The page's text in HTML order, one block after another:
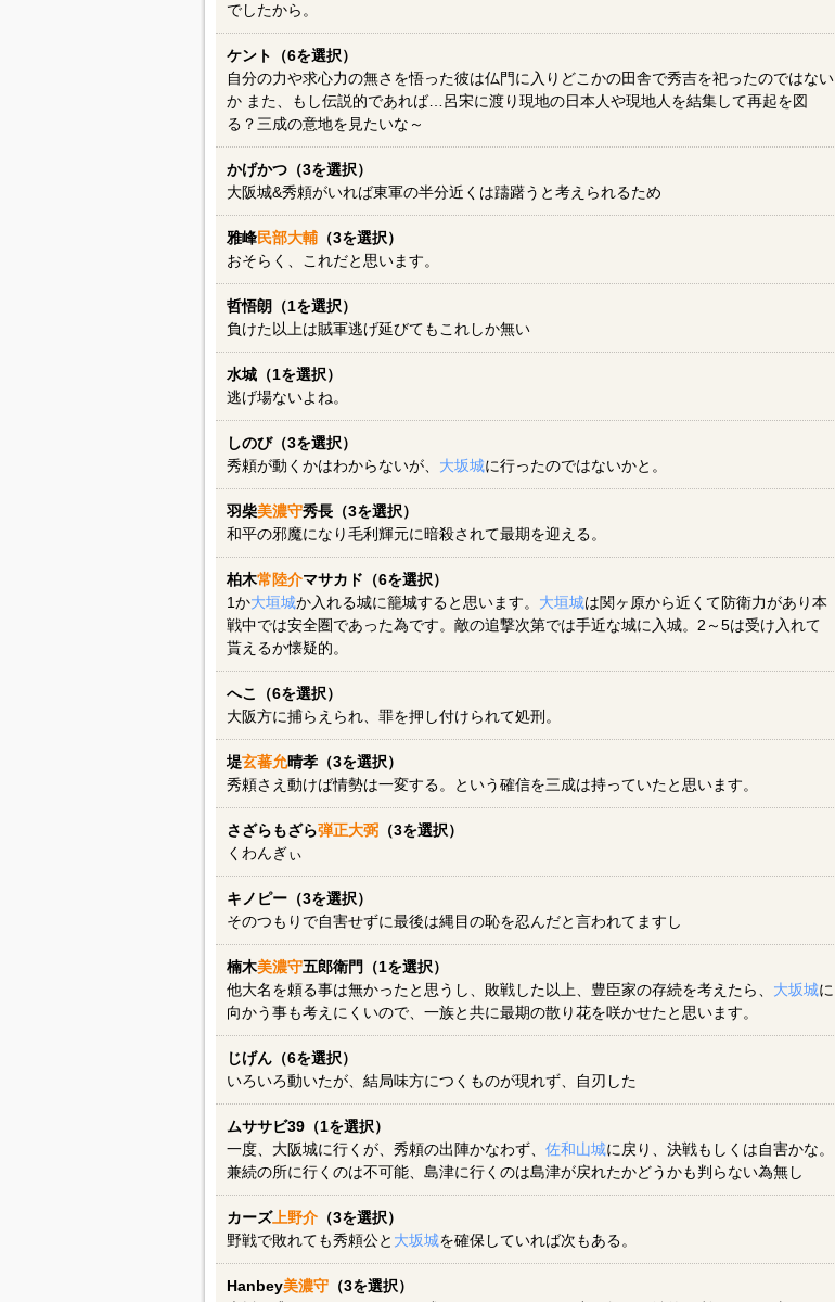
でしたから。
ケント（6を選択）
自分の力や求心力の無さを悟った彼は仏門に入りどこかの田舎で秀吉を祀ったのではない
か また、もし伝説的であれば…呂宋に渡り現地の日本人や現地人を結集して再起を図
る？三成の意地を見たいな～
かげかつ（3を選択）
大阪城&秀頼がいれば東軍の半分近くは躊躇うと考えられるため
雅峰民部大輔（3を選択）
おそらく、これだと思います。
哲悟朗（1を選択）
負けた以上は賊軍逃げ延びてもこれしか無い
水城（1を選択）
逃げ場ないよね。
しのび（3を選択）
秀頼が動くかはわからないが、 大坂城に行ったのではないかと。
羽柴美濃守秀長（3を選択）
和平の邪魔になり毛利輝元に暗殺されて最期を迎える。
柏木常陸介マサカド（6を選択）
1か大垣城か入れる城に籠城すると思います。 大垣城は関ヶ原から近くて防衛力があり本
戦中では安全圏であった為です。敵の追撃次第では手近な城に入城。2～5は受け入れて
貰えるか懐疑的。
へこ（6を選択）
大阪方に捕らえられ、罪を押し付けられて処刑。
堤玄蕃允晴孝（3を選択）
秀頼さえ動けば情勢は一変する。という確信を三成は持っていたと思います。
さざらもざら弾正大弼（3を選択）
くわんぎぃ
キノピー（3を選択）
そのつもりで自害せずに最後は縄目の恥を忍んだと言われてますし
楠木美濃守五郎衛門（1を選択）
他大名を頼る事は無かったと思うし、敗戦した以上、豊臣家の存続を考えたら、 大坂城に
向かう事も考えにくいので、一族と共に最期の散り花を咲かせたと思います。
じげん（6を選択）
いろいろ動いたが、結局味方につくものが現れず、自刃した
ムササビ39（1を選択）
一度、大阪城に行くが、秀頼の出陣かなわず、 佐和山城に戻り、決戦もしくは自害かな。
兼続の所に行くのは不可能、島津に行くのは島津が戻れたかどうかも判らない為無し
カーズ上野介（3を選択）
野戦で敗れても秀頼公と 大坂城を確保していれば次もある。
Hanbey美濃守（3を選択）